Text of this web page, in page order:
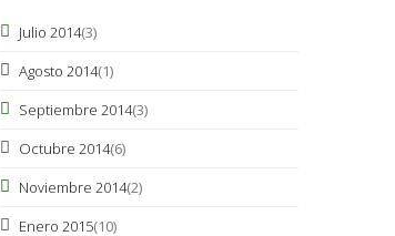
Julio 2014(3)
Agosto 2014(1)
Septiembre 2014(3)
Octubre 2014(6)
Noviembre 2014(2)
Enero 2015(10)